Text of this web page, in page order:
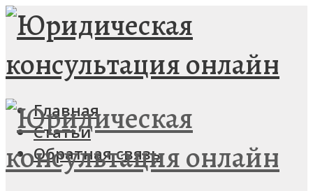
Главная
Статьи
Обратная связь